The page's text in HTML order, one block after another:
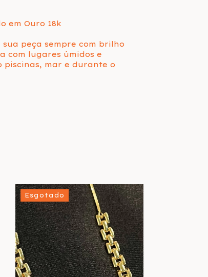
em Ouro 18k
peça sempre com brilho
com lugares úmidos e
piscinas, mar e durante o
Esgotado